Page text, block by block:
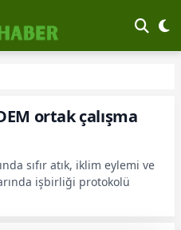
ortak çalışma
sıfır atık, iklim eylemi ve
işbirliği protokolü